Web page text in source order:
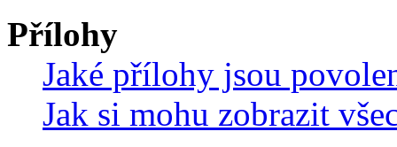
Přílohy
Jaké přílohy jsou
Jak si mohu zobrazit